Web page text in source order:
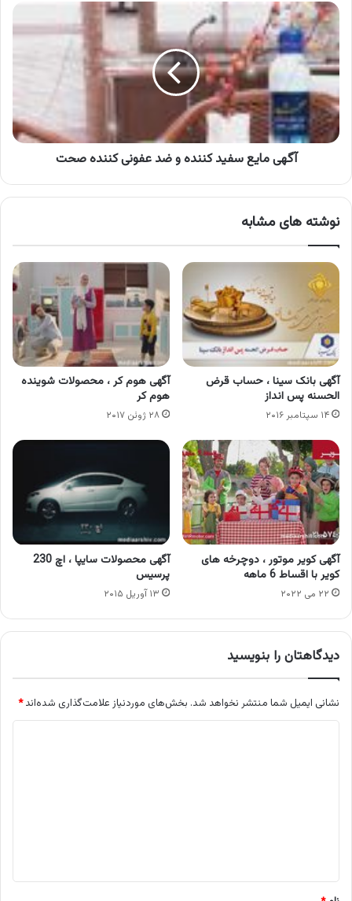
آگهی
مایع
سفید
کننده
و
ضد
عفونی
کننده
صحت
آگهی مایع سفید کننده و ضد عفونی کننده صحت
نوشته های مشابه
آگهی بانک سینا ، حساب قرض
الحسنه پس انداز
۱۴ سپتامبر ۲۰۱۶
آگهی هوم کر ، محصولات شوینده
هوم کر
۲۸ ژوئن ۲۰۱۷
آگهی کویر موتور ، دوچرخه های
کویر با اقساط 6 ماهه
۲۲ می ۲۰۲۲
آگهی محصولات سایپا ، اچ 230
پرسیس
۱۳ آوریل ۲۰۱۵
دیدگاهتان را بنویسید
نشانی ایمیل شما منتشر نخواهد شد. بخش‌های موردنیاز علامت‌گذاری شده‌اند*